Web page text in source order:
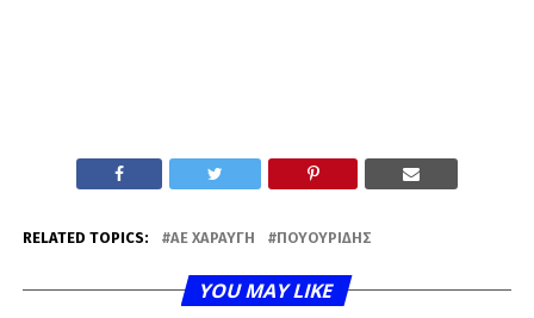
RELATED TOPICS: ΑΕ ΧΑΡΑΥΓΉ ΠΟΥΟΥΡΊΔΗΣ
YOU MAY LIKE